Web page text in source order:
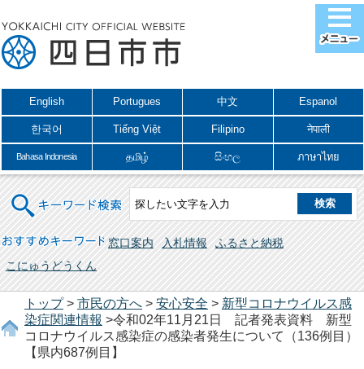
English Portugues 中文 Espanol
한국어 Tiếng Việt Filipino नेपाली
Bahasa Indonesia தமிழ் සිංහල ภาษาไทย
キーワード検索
おすすめキーワード 窓口案内 入札情報
ふるさと納税
こにゅうどうくん
トップ> 市民の方へ > 安心安全 > 新型コロナウイルス感
染症関連情報 >令和02年11月21日 記者発表資料 新型
コロナウイルス感染症の感染者発生について（136例目）
【県内687例目】